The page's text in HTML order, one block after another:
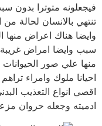
فيجعلونه متوترا بدون
تنتهي بالانسان لحالة
وايضا هناك اعراض منها
سبب وايضا امراض
منها علي صور الحيوانات
احيانا ملوك وامراء
اقصي انواع التعذيب
ادميته وجعله حروان